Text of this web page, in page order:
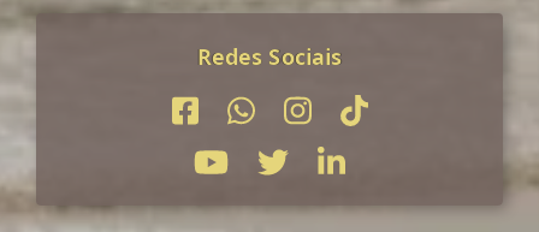
Redes Sociais